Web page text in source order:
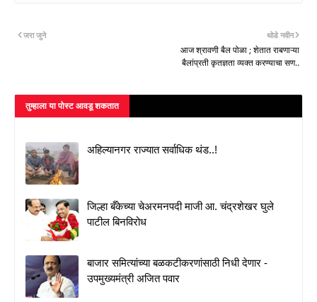
थोडे नवीन
आज श्रावणी बैल पोळा ; शेतात राबणाऱ्या
बैलांप्रती कृतज्ञता व्यक्त करण्याचा सण..
जरा जुने
तुम्‍हाला या पोस्‍ट आवडू शकतात
अहिल्यानगर राज्यात सर्वाधिक थंड..!
जिल्हा बँकेच्या चेअरमनपदी माजी आ. चंद्रशेखर घुले
पाटील बिनविरोध
बाजार समित्यांच्या बळकटीकरणांसाठी निधी देणार -
उपमुख्यमंत्री अजित पवार